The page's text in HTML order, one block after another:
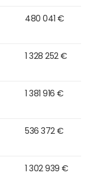
480 041 €
1 328 252 €
1 381 916 €
536 372 €
1 302 939 €